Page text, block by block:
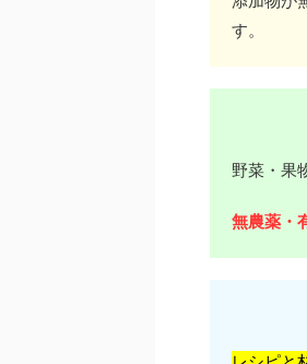
す。
野菜・果
無農薬・